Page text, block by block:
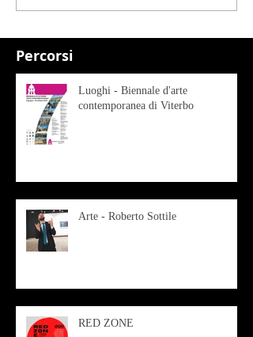
Percorsi
Luoghi - Biennale d'arte
contemporanea di Viterbo
Arte - Roberto Sottile
RED ZONE